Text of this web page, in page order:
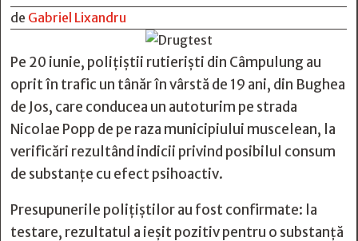
de Gabriel Lixandru
Pe 20 iunie, polițiștii rutieriști din Câmpulung au
oprit în trafic un tânăr în vârstă de 19 ani, din Bughea
de Jos, care conducea un autoturim pe strada
Nicolae Popp de pe raza municipiului muscelean, la
verificări rezultând indicii privind posibilul consum
de substanțe cu efect psihoactiv.
Presupunerile polițiștilor au fost confirmate: la
testare, rezultatul a ieșit pozitiv pentru o substanță